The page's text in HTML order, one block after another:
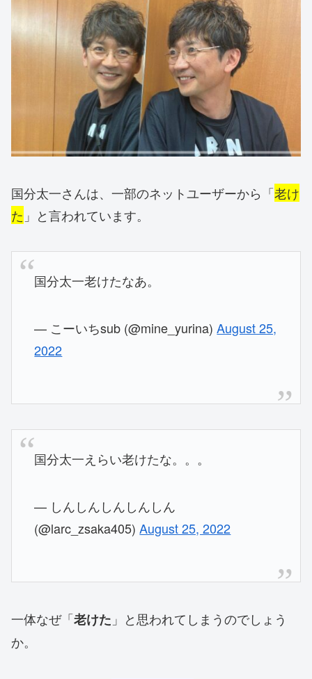
国分太一さんは、一部のネットユーザーから「老け
た 」と言われています。
国分太一老けたなあ。
— こーいちsub (@mine_yurina)August 25,
2022
国分太一えらい老けたな。。。
— しんしんしんしんしん
(@larc_zsaka405)August 25, 2022
一体なぜ「老けた 」と思われてしまうのでしょう
か。